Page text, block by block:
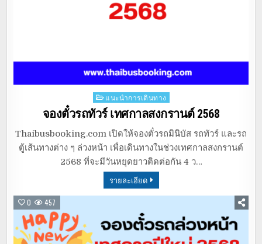
Posted
in
แนะนำการเดินทาง
จองตั๋วรถทัวร์ เทศกาลสงกรานต์ 2568
Thaibusbooking.com เปิดให้จองตั๋วรถมินิบัส รถทัวร์ และรถ
ตู้เส้นทางต่าง ๆ ล่วงหน้า เพื่อเดินทางในช่วงเทศกาลสงกรานต์
2568 ที่จะมีวันหยุดยาวติดต่อกัน 4 ว…
รายละเอียด
0 457